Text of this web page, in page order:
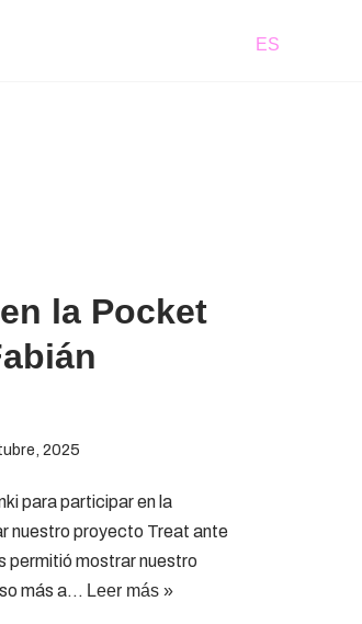
ES
la Pocket
2025
para participar en la
nuestro proyecto Treat ante
permitió mostrar nuestro
más a… Leer más »